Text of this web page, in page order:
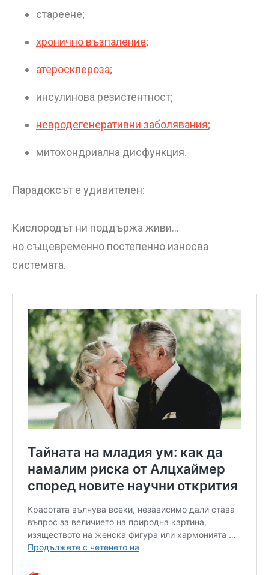
стареене;
хронично възпаление;
атеросклероза;
инсулинова резистентност;
невродегенеративни заболявания;
митохондриална дисфункция.
Парадоксът е удивителен:
Кислородът ни поддържа живи…
но същевременно постепенно износва
системата.